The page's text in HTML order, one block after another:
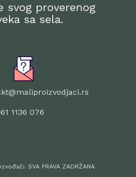
svog proverenog
sa sela.
1136 076
SVA PRAVA ZADRŽANA